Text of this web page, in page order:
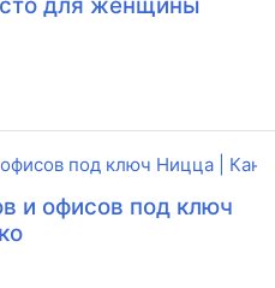
для женщины
и офисов под ключ